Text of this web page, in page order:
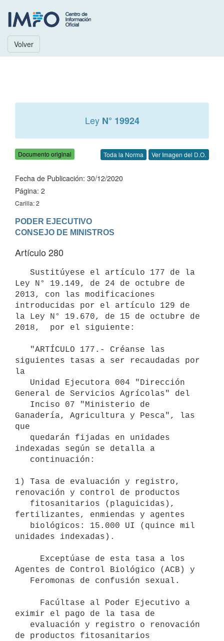
Volver
Ley N° 19924
Documento original Toda la Norma Ver Imagen del D.O.
Fecha de Publicación: 30/12/2020
Página: 2
Carilla: 2
PODER EJECUTIVO
Artículo 280
Ley N° 19.149, de 24 de octubre de
2013, con las modificaciones
introducidas por el artículo 129 de
la Ley N° 19.670, de 15 de octubre de
2018,  por el siguiente:
siguientes tasas a ser recaudadas por
la
General de Servicios Agrícolas" del
Ganadería, Agricultura y Pesca", las
que
indexadas según se detalla a
1) Tasa de evaluación y registro,
renovación y control de productos
fertilizantes, enmiendas y agentes
unidades indexadas).
Agentes de Control Biológico (ACB) y
eximir el pago de la tasa de
de productos fitosanitarios